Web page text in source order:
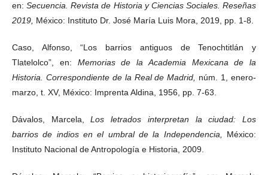
en:Secuencia. Revista de Historia y Ciencias Sociales. Reseñas
2019, México: Instituto Dr. José María Luis Mora, 2019, pp. 1-8.
Caso, Alfonso, “Los barrios antiguos de Tenochtitlán y
Tlatelolco”, en: Memorias de la Academia Mexicana de la
Historia. Correspondiente de la Real de Madrid, núm. 1, enero-
marzo, t. XV, México: Imprenta Aldina, 1956, pp. 7-63.
Dávalos, Marcela,Los letrados interpretan la ciudad: Los
barrios de indios en el umbral de la Independencia, México:
Instituto Nacional de Antropología e Historia, 2009.